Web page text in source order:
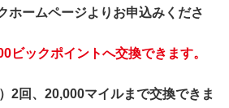
ホームページよりお申込みくださ
ビックポイントへ交換できます。
2回、20,000マイルまで交換できま